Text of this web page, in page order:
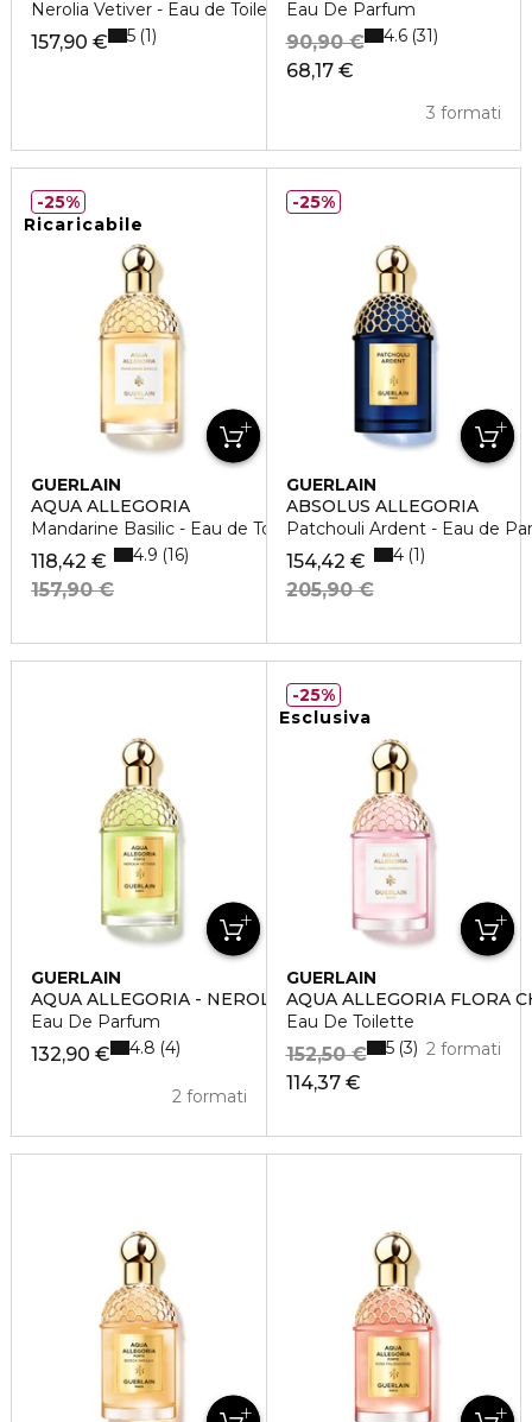
Nerolia Vetiver - Eau de Toilette
157,90 € 5 1
Eau De Parfum
68,17 €
90,90 €
3 formati
4.6 31
Ricaricabile
GUERLAIN
AQUA ALLEGORIA
Mandarine Basilic - Eau de Toilette
118,42 €
157,90 €
4.9 16
25%
GUERLAIN
ABSOLUS ALLEGORIA
Patchouli Ardent - Eau de
154,42 €
205,90 €
4 1
25%
GUERLAIN
AQUA ALLEGORIA - NEROLIA VETIVER FORTE
Eau De Parfum
132,90 €
2 formati
4.8 4
Esclusiva
GUERLAIN
AQUA ALLEGORIA FLORA
Eau De Toilette
114,37 €
152,50 € 2 formati
5 3
25%